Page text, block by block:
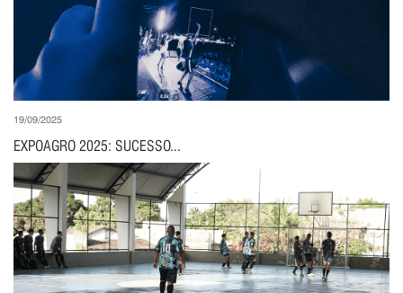
19/09/2025
EXPOAGRO 2025: SUCESSO...